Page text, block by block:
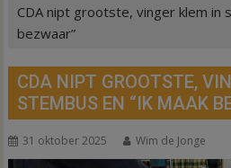
CDA nipt grootste, vinger klem in
bezwaar”
CDA NIPT GROOTSTE,
STEMBUS EN “IK MAAK
31 oktober 2025 Wim de Jonge